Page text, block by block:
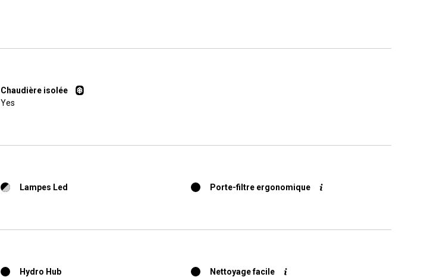
Chaudière isolée
Yes
Lampes Led Porte-filtre ergonomique
Hydro Hub Nettoyage facile